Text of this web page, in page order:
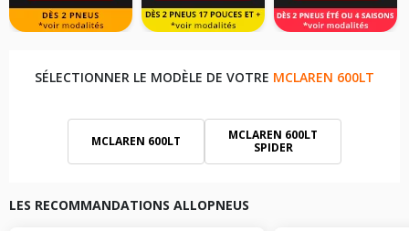
SÉLECTIONNER LE MODÈLE DE VOTRE MCLAREN 600LT
MCLAREN 600LT
MCLAREN 600LT
SPIDER
LES RECOMMANDATIONS ALLOPNEUS